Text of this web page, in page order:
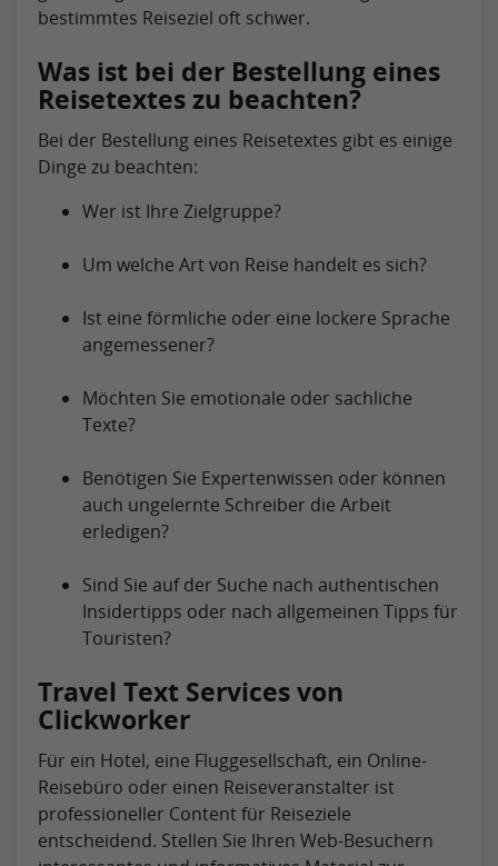
bestimmtes Reiseziel oft schwer.
Was ist bei der Bestellung eines
Reisetextes zu beachten?
Bei der Bestellung eines Reisetextes gibt es einige
Dinge zu beachten:
Wer ist Ihre Zielgruppe?
Um welche Art von Reise handelt es sich?
Ist eine förmliche oder eine lockere Sprache
angemessener?
Möchten Sie emotionale oder sachliche
Texte?
Benötigen Sie Expertenwissen oder können
auch ungelernte Schreiber die Arbeit
erledigen?
Sind Sie auf der Suche nach authentischen
Insidertipps oder nach allgemeinen Tipps für
Touristen?
Travel Text Services von
Clickworker
Für ein Hotel, eine Fluggesellschaft, ein Online-
Reisebüro oder einen Reiseveranstalter ist
professioneller Content für Reiseziele
entscheidend. Stellen Sie Ihren Web-Besuchern